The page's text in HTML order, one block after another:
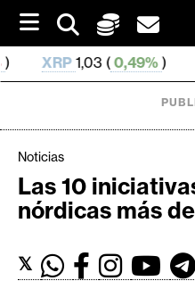
i
p
t
o
( 0,49%) SOL76,3 (
C
r
p
Noticias
Las 10
nórdicas más
𝕏